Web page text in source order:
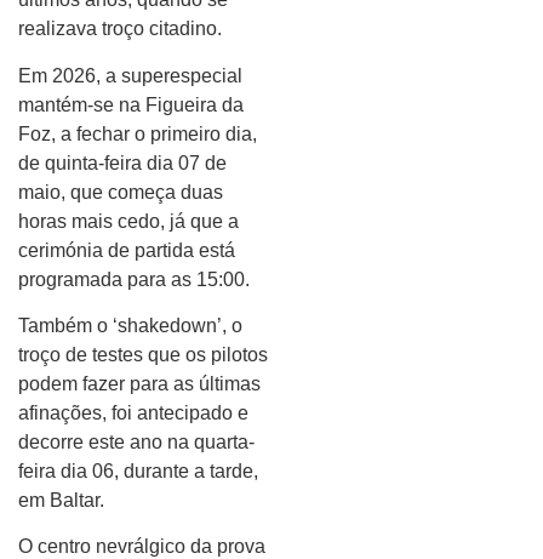
realizava troço citadino.
Em 2026, a superespecial
mantém-se na Figueira da
Foz, a fechar o primeiro dia,
de quinta-feira dia 07 de
maio, que começa duas
horas mais cedo, já que a
cerimónia de partida está
programada para as 15:00.
Também o ‘shakedown’, o
troço de testes que os pilotos
podem fazer para as últimas
afinações, foi antecipado e
decorre este ano na quarta-
feira dia 06, durante a tarde,
em Baltar.
O centro nevrálgico da prova